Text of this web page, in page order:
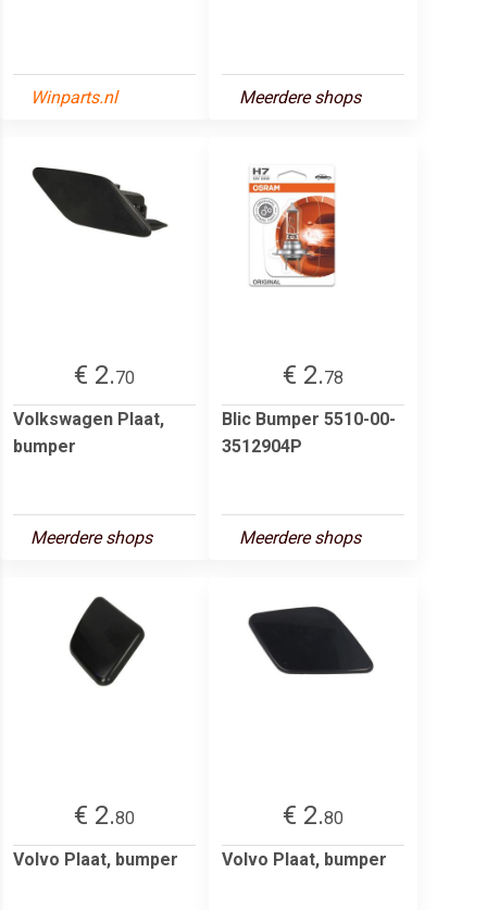
Winparts.nl Meerdere shops
€ 2.70
Volkswagen Plaat,
bumper
Meerdere shops
€ 2.78
Blic Bumper 5510-00-
3512904P
Meerdere shops
€ 2.80
Volvo Plaat, bumper
€ 2.80
Volvo Plaat, bumper